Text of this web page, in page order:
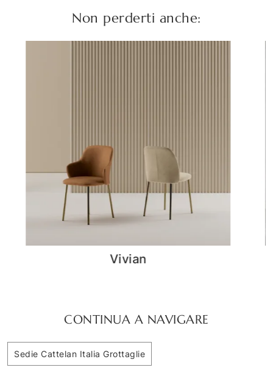
Non perderti anche:
Malik
CONTINUA A NAVIGARE
Sedie Cattelan Italia Grottaglie